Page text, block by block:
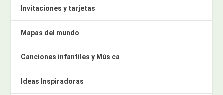
Invitaciones y tarjetas
Mapas del mundo
Canciones infantiles y Música
Ideas Inspiradoras